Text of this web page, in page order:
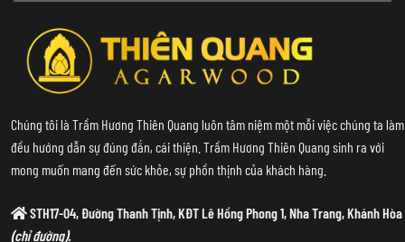
Chúng tôi là Trầm Hương Thiên Quang luôn tâm niệm một mỗi việc chúng ta làm
đều hướng dẫn sự đúng đắn, cái thiện. Trầm Hương Thiên Quang sinh ra với
mong muốn mang đến sức khỏe, sự phồn thịnh của khách hàng.
STH17-04, Đường Thanh Tịnh, KĐT Lê Hồng Phong 1, Nha Trang, Khánh Hòa
(chỉ đường).